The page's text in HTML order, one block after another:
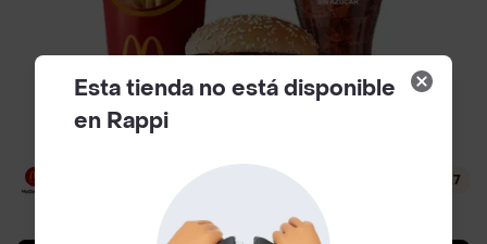
$ 3500
4.7
Esta tienda no está disponible
en Rappi